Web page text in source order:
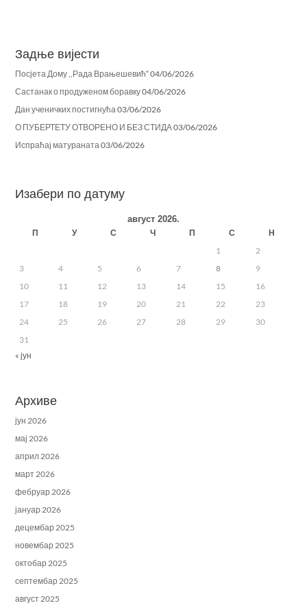
Задње вијести
Посјета Дому ,,Рада Врањешевић“04/06/2026
Састанак о продуженом боравку04/06/2026
Дан ученичких постигнућа03/06/2026
О ПУБЕРТЕТУ ОТВОРЕНО И БЕЗ СТИДА03/06/2026
Испраћај матураната03/06/2026
Изабери по датуму
август 2026.
П
У С Ч П С
Н
1
2
3
4 5 6 7 8
9
10
11 12 13 14 15
16
17
18 19 20 21 22
23
24
25 26 27 28 29
30
31
« јун
Архиве
јун 2026
мај 2026
април 2026
март 2026
фебруар 2026
јануар 2026
децембар 2025
новембар 2025
октобар 2025
септембар 2025
август 2025